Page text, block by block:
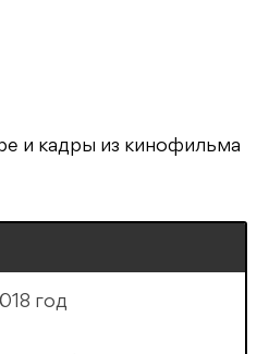
и кадры из кинофильма
год